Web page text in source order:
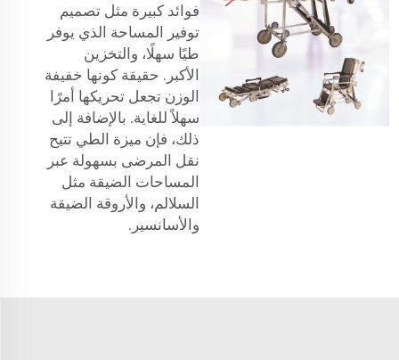
فوائد كبيرة مثل تصميم
توفير المساحة الذي يوفر
طيًا سهلًا، والتخزين
الأكبر. حقيقة كونها خفيفة
الوزن تجعل تحريكها أمرًا
سهلاً للغاية. بالإضافة إلى
ذلك، فإن ميزة الطي تتيح
نقل المرضى بسهولة عبر
المساحات الضيقة مثل
السلالم، والأروقة الضيقة
والأسانسير.